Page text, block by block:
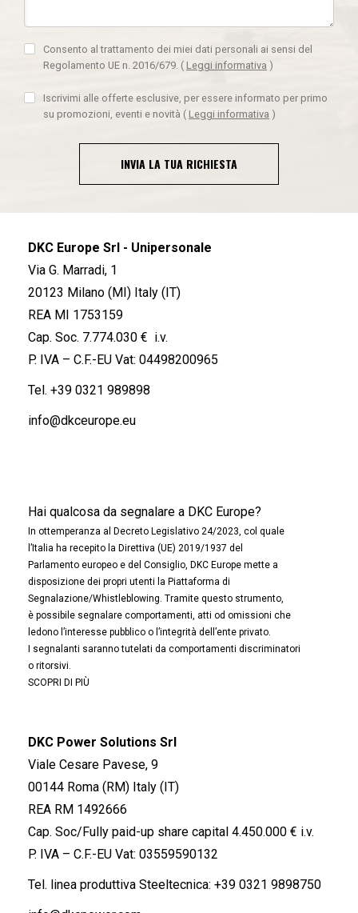
Consento al trattamento dei miei dati personali ai sensi del
Regolamento UE n. 2016/679. ( Leggi informativa )
Iscrivimi alle offerte esclusive, per essere informato per primo
su promozioni, eventi e novità ( Leggi informativa )
INVIA LA TUA RICHIESTA
DKC Europe Srl - Unipersonale
Via G. Marradi, 1
20123 Milano (MI) Italy (IT)
REA MI 1753159
Cap. Soc. 7.774.030 € i.v.
P. IVA – C.F.-EU Vat: 04498200965
Tel. +39 0321 989898
info@dkceurope.eu
Hai qualcosa da segnalare a DKC Europe?
In ottemperanza al Decreto Legislativo 24/2023, col quale
l’Italia ha recepito la Direttiva (UE) 2019/1937 del
Parlamento europeo e del Consiglio, DKC Europe mette a
disposizione dei propri utenti la Piattaforma di
Segnalazione/Whistleblowing. Tramite questo strumento,
è possibile segnalare comportamenti, atti od omissioni che
ledono l’interesse pubblico o l’integrità dell’ente privato.
I segnalanti saranno tutelati da comportamenti discriminatori
o ritorsivi.
SCOPRI DI PIÙ
DKC Power Solutions Srl
Viale Cesare Pavese, 9
00144 Roma (RM) Italy (IT)
REA RM 1492666
Cap. Soc/Fully paid-up share capital 4.450.000 € i.v.
P. IVA – C.F.-EU Vat: 03559590132
Tel. linea produttiva Steeltecnica: +39 0321 9898750